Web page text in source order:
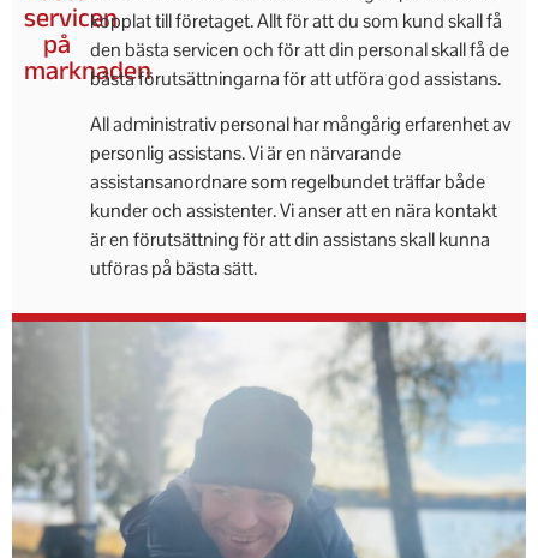
servicen
på
marknaden
kopplat till företaget. Allt för att du som kund skall få
den bästa servicen och för att din personal skall få de
bästa förutsättningarna för att utföra god assistans.
All administrativ personal har mångårig erfarenhet av
personlig assistans. Vi är en närvarande
assistansanordnare som regelbundet träffar både
kunder och assistenter. Vi anser att en nära kontakt
är en förutsättning för att din assistans skall kunna
utföras på bästa sätt.